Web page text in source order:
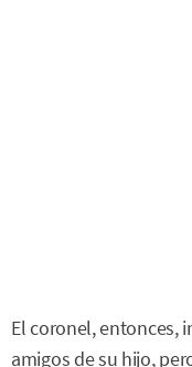
El coronel, entonces,
amigos de su hijo,